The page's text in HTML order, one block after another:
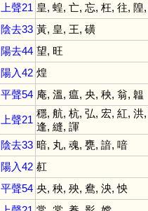
上聲21 皇, 蝗, 亡, 忘, 枉, 往, 隍,
陰去33 黃, 皇, 王, 磺
陽去44 望, 旺
陽入42 煌
平聲54 庵, 溫, 瘟, 央, 秧, 翁, 韞
上聲21
穩, 航, 杭, 弘, 宏, 紅, 洪,
逢, 縫, 諢
陰去33 暗, 丸, 魂, 甕, 諳, 喑
陽入42 䞑
平聲54 央, 秧, 殃, 鴦, 泱,怏